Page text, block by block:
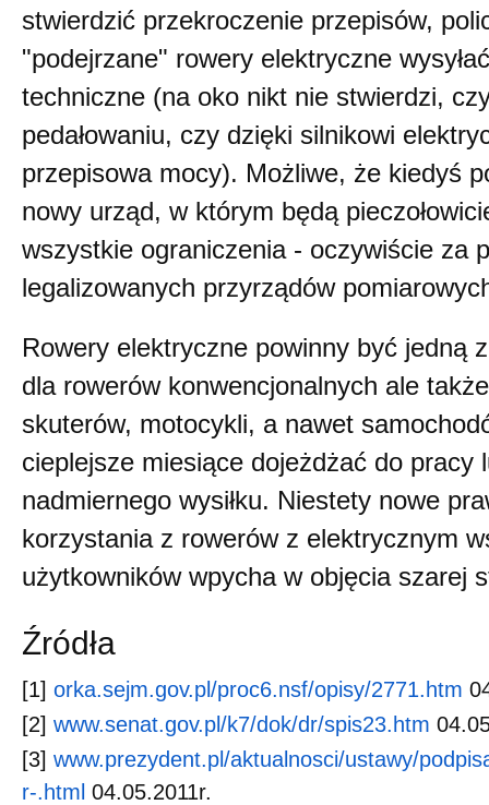
stwierdzić przekroczenie przepisów,
"podejrzane" rowery elektryczne
techniczne (na oko nikt nie stwierdzi,
pedałowaniu, czy dzięki silnikowi
przepisowa mocy). Możliwe, że kiedyś
nowy urząd, w którym będą
wszystkie ograniczenia - oczywiście za
legalizowanych przyrządów
Rowery elektryczne powinny być jedną
dla rowerów konwencjonalnych ale
skuterów, motocykli, a nawet
cieplejsze miesiące dojeżdżać do pracy
nadmiernego wysiłku. Niestety nowe
korzystania z rowerów z elektrycznym
użytkowników wpycha w objęcia szarej
Źródła
[1] orka.sejm.gov.pl/proc6.nsf/opisy/2771.htm
[2] www.senat.gov.pl/k7/dok/dr/spis23.htm
[3] www.prezydent.pl/aktualnosci/ustawy/
r-.html 04.05.2011r.